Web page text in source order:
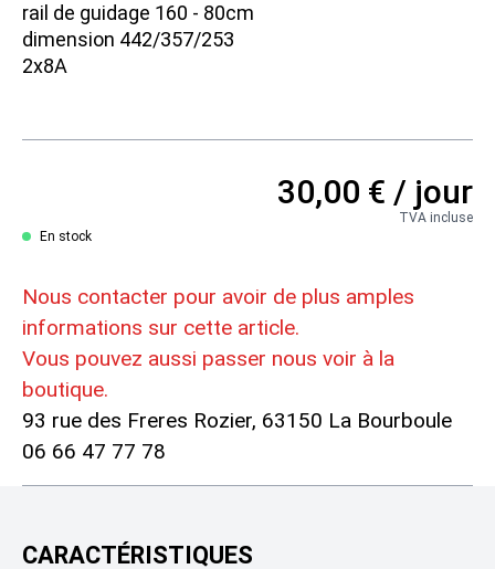
rail de guidage 160 - 80cm
dimension 442/357/253
2x8A
30,00 € / jour
TVA incluse
En stock
Nous contacter pour avoir de plus amples
informations sur cette article.
Vous pouvez aussi passer nous voir à la
boutique.
93 rue des Freres Rozier, 63150 La Bourboule
06 66 47 77 78
CARACTÉRISTIQUES
Location Visseuse
Location Sableuse
Location Banjo et Boîte de charge
Location Bétonnière
Location Goulotte à gravat
Location Chauffage et Deshumidificateur